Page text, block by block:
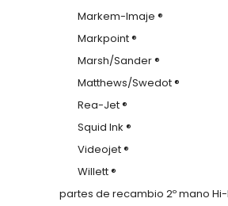
Markem-Imaje ®
Markpoint ®
Marsh/Sander ®
Matthews/Swedot ®
Rea-Jet ®
Squid Ink ®
Videojet ®
Willett ®
partes de recambio 2º mano Hi-